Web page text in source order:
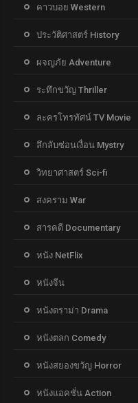
คาวบอย Western
ประวัติศาสตร์ History
ผจญภัย Adventure
ระทึกขวัญ Thriller
ละครโทรทัศน์ TV Movie
ลึกลับซ่อนเงื่อน Mystry
วิทยาศาสตร์ Sci-fi
สงคราม War
สารคดี Documentary
หนัง NetFlix
หนังจีน
หนังดราม่า Drama
หนังตลก Comedy
หนังสยองขวัญ Horror
หนังแอคชั่น Action